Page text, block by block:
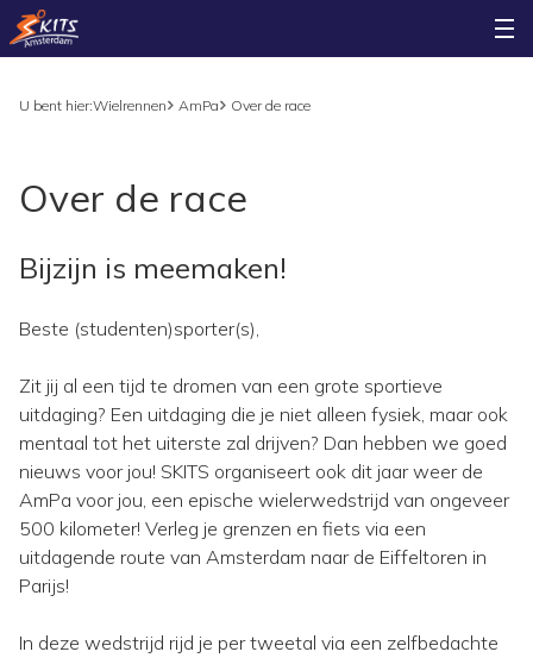
U bent hier:Wielrennen AmPa Over de race
Over de race
Bijzijn is meemaken!
Beste (studenten)sporter(s),
Zit jij al een tijd te dromen van een grote sportieve
uitdaging? Een uitdaging die je niet alleen fysiek, maar ook
mentaal tot het uiterste zal drijven? Dan hebben we goed
nieuws voor jou! SKITS organiseert ook dit jaar weer de
AmPa voor jou, een epische wielerwedstrijd van ongeveer
500 kilometer! Verleg je grenzen en fiets via een
uitdagende route van Amsterdam naar de Eiffeltoren in
Parijs!
In deze wedstrijd rijd je per tweetal via een zelfbedachte